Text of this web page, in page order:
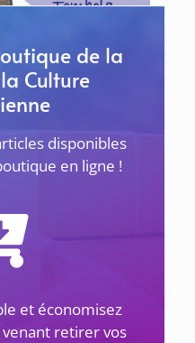
ET LES JUSTES –
de
Seine-Saint-
5 février 2026
février
de France
de Sevran-Livry
de la
Culture
disponibles
en ligne !
et économisez
retirer vos